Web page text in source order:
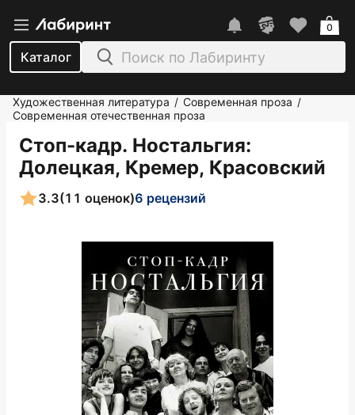
Каталог
0
Художественная литература / Современная проза /
Современная отечественная проза
Стоп-кадр. Ностальгия:
Долецкая, Кремер, Красовский
3.3(11 оценок)6 рецензий